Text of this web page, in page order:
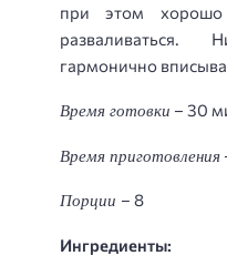
при этом
разваливаться.
гармонично
Время готовки – 30
Время приготовления
Порции – 8
Ингредиенты: